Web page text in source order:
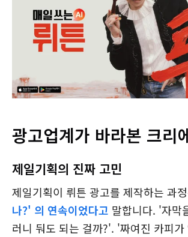
광고업계가 바라본 크리
제일기획의 진짜 고민
제일기획이 뤼튼 광고를 제작하는 과
나?' 의 연속이었다고 말합니다. '자막
러니 둬도 되는 걸까?'. '짜여진 카피